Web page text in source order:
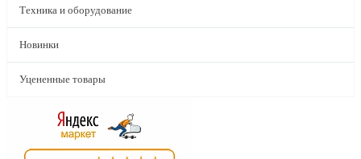
Техника и оборудование
Новинки
Уцененные товары